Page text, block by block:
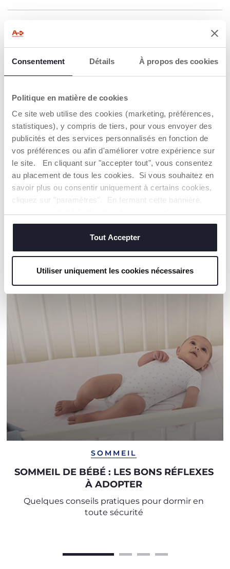
Consentement Détails À propos des cookies
Politique en matière de cookies
Ce site web utilise des cookies (marketing, préférences,
statistiques), y compris de tiers, pour vous envoyer des
publicités et des services personnalisés en fonction de
vos préférences ou afin d'améliorer votre expérience sur
le site. En cliquant sur "accepter tout", vous consentez
au placement de tous les cookies. Si vous souhaitez en
savoir plus ou consentir uniquement à certains cookies,
cliquez sur "paramètres". En fermant cette bannière,
techniques, qui sont essentiels au service demandé.
Tout Accepter
Utiliser uniquement les cookies nécessaires
AVERTISSEMENTS ET INSTRUCTIONS
Notre coton est… Durable !
Coton cultivé selon un programme dont l'objectif est de
mettre sur le marché des fils certifiés de coton cultivé
dans le respect des principes qui en font un coton
DURABLE sur un plan environnemental, économique et
social.
Toute la chaîne d'approvisionnement et de production fait
l'objet d'une traçabilité et des mêmes mesures de
durabilité.
Trouver un Revendeur
NOS RECOMMANDATIONS
SOMMEIL
SOMMEIL DE BÉBÉ : LES BONS RÉFLEXES
À ADOPTER
Quelques conseils pratiques pour dormir en
toute sécurité